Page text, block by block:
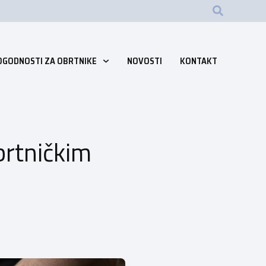
ZA OBRTNIKE NOVOSTI KONTAKT